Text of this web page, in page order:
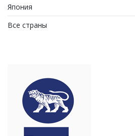
Япония
Все страны